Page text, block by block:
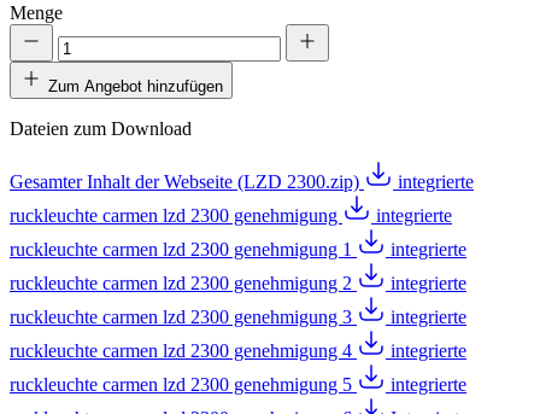
Menge
Zum Angebot hinzufügen
Dateien zum Download
Gesamter Inhalt der Webseite (LZD 2300.zip)
integrierte
ruckleuchte carmen lzd 2300 genehmigung
integrierte
ruckleuchte carmen lzd 2300 genehmigung 1
integrierte
ruckleuchte carmen lzd 2300 genehmigung 2
integrierte
ruckleuchte carmen lzd 2300 genehmigung 3
integrierte
ruckleuchte carmen lzd 2300 genehmigung 4
integrierte
ruckleuchte carmen lzd 2300 genehmigung 5
integrierte